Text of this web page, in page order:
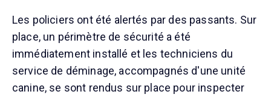
Les policiers ont été alertés par des passants. Sur
place, un périmètre de sécurité a été
immédiatement installé et les techniciens du
service de déminage, accompagnés d'une unité
canine, se sont rendus sur place pour inspecter